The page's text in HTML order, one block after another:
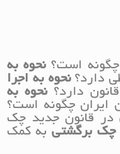
چگونه است؟ نحوه به
دارد؟نحوه به اجرا
دارد؟ نحوه به
ایران چگونه است؟
در قانون جدید چک
چک برگشتیبه کمک